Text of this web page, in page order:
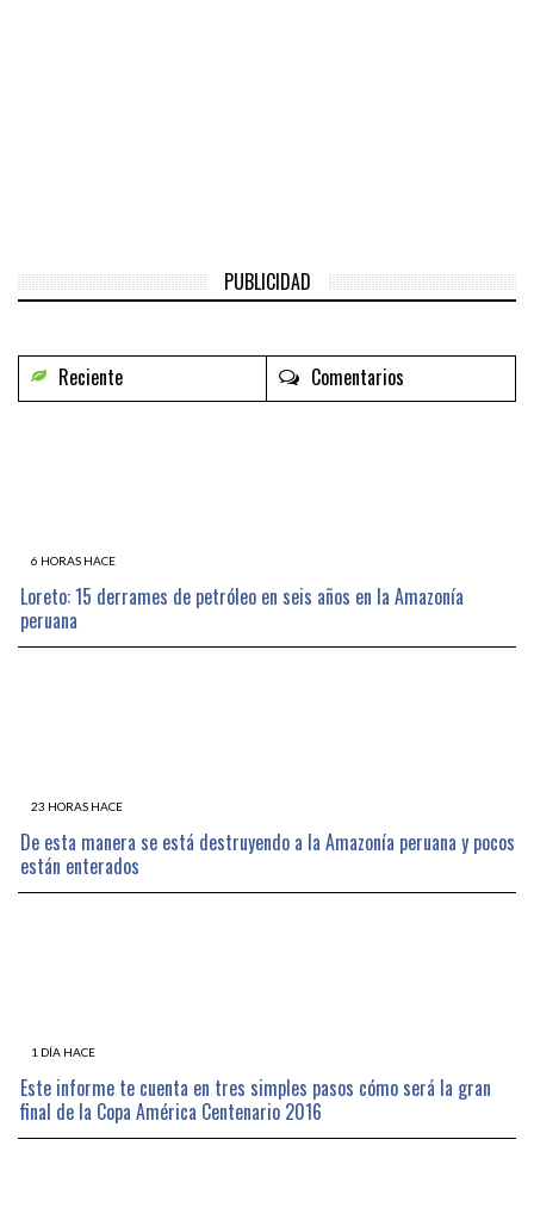
PUBLICIDAD
Reciente Comentarios
6 HORAS HACE
Loreto: 15 derrames de petróleo en seis años en la Amazonía
peruana
23 HORAS HACE
De esta manera se está destruyendo a la Amazonía peruana y pocos
están enterados
1 DÍA HACE
Este informe te cuenta en tres simples pasos cómo será la gran
final de la Copa América Centenario 2016